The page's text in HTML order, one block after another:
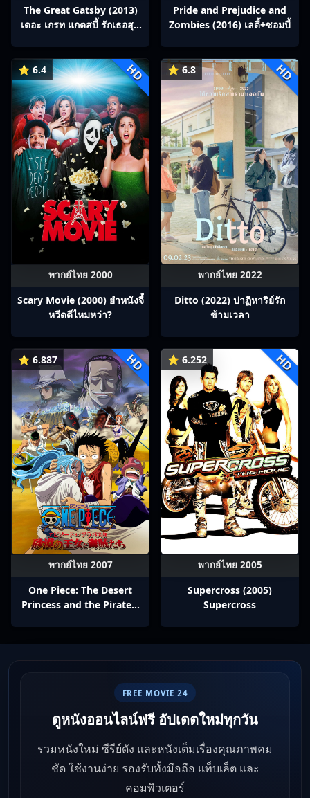
The Great Gatsby (2013)
เดอะ เกรท แกตสบี้ รักเธอสุด
Pride and Prejudice and
Zombies (2016) เลดี้+ซอมบี้
⭐ 6.4 HD
พากย์ไทย 2000
Scary Movie (2000) ยำหนังจี้​
หวีดดีไหมหว่า?
⭐ 6.8 HD
พากย์ไทย 2022
Ditto (2022) ปาฏิหาริย์รัก
ข้ามเวลา
⭐ 6.887 HD
พากย์ไทย 2007
One Piece: The Desert
Princess and the Pirates:
เจ้าหญิงแห่งทะเลทรายและ
โจรสลัด
⭐ 6.252 HD
พากย์ไทย 2005
Supercross (2005)
Supercross
FREE MOVIE 24
ดูหนังออนไลน์ฟรี อัปเดตใหม่ทุกวัน
รวมหนังใหม่ ซีรีย์ดัง และหนังเต็มเรื่องคุณภาพคม
ชัด ใช้งานง่าย รองรับทั้งมือถือ แท็บเล็ต และ
คอมพิวเตอร์